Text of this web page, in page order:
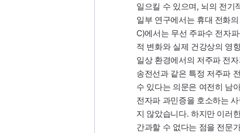
일으킬 수 있으며, 뇌의 전기
일부 연구에서는 휴대 전화
C)에서는 무선 주파수 전자
적 변화와 실제 건강상의 영
일상 환경에서의 저주파 전
송전선과 같은 특정 저주파
수 있다는 의문은 여전히 남
전자파 과민증을 호소하는
지 않았습니다. 하지만 이러
간과할 수 없다는 점을 전문